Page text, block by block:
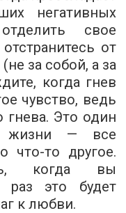
негативных
свое
от
за собой, а за
когда гнев
чувство, ведь
гнева. Это один
жизни — все
что-то другое.
когда вы
это будет
к любви.